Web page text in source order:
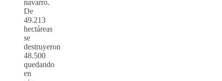
navarro.
De
49.213
hectáreas
se
destruyeron
48.500
quedando
en